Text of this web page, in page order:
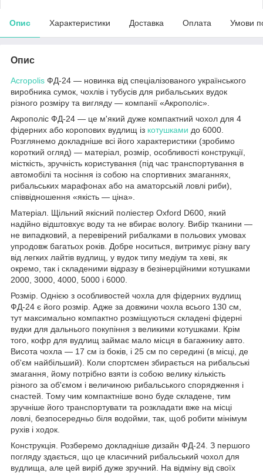
Опис Характеристики Доставка Оплата Умови
Опис
Acropolis ФД-24 — новинка від спеціалізованого українського
виробника сумок, чохлів і тубусів для рибальських вудок
різного розміру та вигляду — компанії «Акрополіс».
Акрополіс ФД-24 — це м'який дуже компактний чохол для 4
фідерних або коропових вудлищ із котушками до 6000.
Розглянемо докладніше всі його характеристики (зробимо
короткий огляд) — матеріал, розмір, особливості конструкції,
місткість, зручність користування (під час транспортування в
автомобілі та носіння із собою на спортивних змаганнях,
рибальських марафонах або на аматорській ловлі риби),
співвідношення «якість — ціна».
Матеріал. Щільний якісний поліестер Oxford D600, який
надійно відштовхує воду та не вбирає вологу. Вибір тканини —
не випадковий, а перевірений рибалками в польових умовах
упродовж багатьох років. Добре носиться, витримує різну вагу
від легких лайтів вудлищ, у вудок типу медіум та хеві, як
окремо, так і складеними відразу в безінерційними котушками
2000, 3000, 4000, 5000 і 6000.
Розмір. Однією з особливостей чохла для фідерних вудлищ
ФД-24 є його розмір. Адже за довжини чохла всього 130 см,
тут максимально компактно розміщуються складені фідерні
вудки для дальнього покупіння з великими котушками. Крім
того, кофр для вудлищ займає мало місця в багажнику авто.
Висота чохла — 17 см із боків, і 25 см по середині (в місці, де
об'єм найбільший). Коли спортсмен збирається на рибальські
змагання, йому потрібно взяти із собою велику кількість
різного за об'ємом і величиною рибальського спорядження і
снастей. Тому чим компактніше воно буде складене, тим
зручніше його транспортувати та розкладати вже на місці
ловлі, безпосередньо біля водойми, так, щоб робити мінімум
рухів і ходок.
Конструкція. Розберемо докладніше дизайн ФД-24. З першого
погляду здається, що це класичний рибальський чохол для
вудлища, але цей виріб дуже зручний. На відміну від своїх